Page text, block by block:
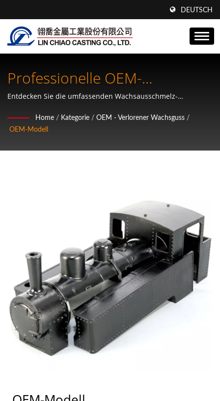
DEUTSCH
Professionelle OEM-
Investmentgusslösungen
Entdecken Sie die umfassenden Wachsausschmelz-
Hersteller entwickelt wurden, die Präzision, Zuverlässigkeit
und kollaborative Innovation suchen.
Home / Kategorie / OEM - Verlorener Wachsguss /
OEM-Modell